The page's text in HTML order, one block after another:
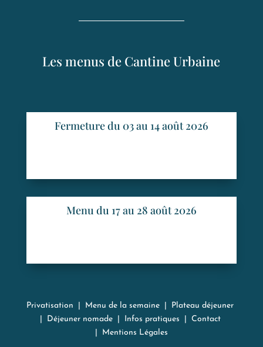
Les menus de Cantine Urbaine
Fermeture du 03 au 14 août 2026
Menu du 17 au 28 août 2026
Privatisation Menu de la semaine
Plateau déjeuner
Déjeuner nomade| Infos pratiques
Contact
Mentions Légales